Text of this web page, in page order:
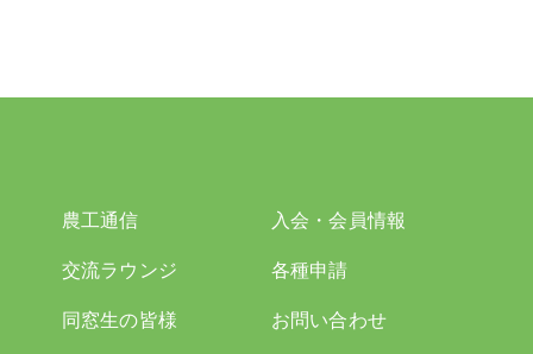
農工通信
交流ラウンジ
同窓生の皆様
入会・会員情報
各種申請
お問い合わせ